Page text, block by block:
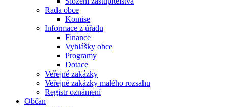
Rada obce
Komise
Informace z úřadu
Finance
Vyhlášky obce
Programy
Dotace
Veřejné zakázky
Veřejné zakázky malého rozsahu
Registr oznámení
Občan